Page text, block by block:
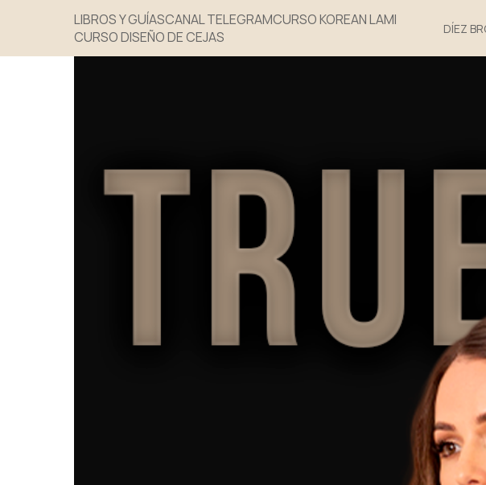
LIBROS Y GUÍASCANAL TELEGRAMCURSO KOREAN LAMI
CURSO DISEÑO DE CEJAS
DÍEZ